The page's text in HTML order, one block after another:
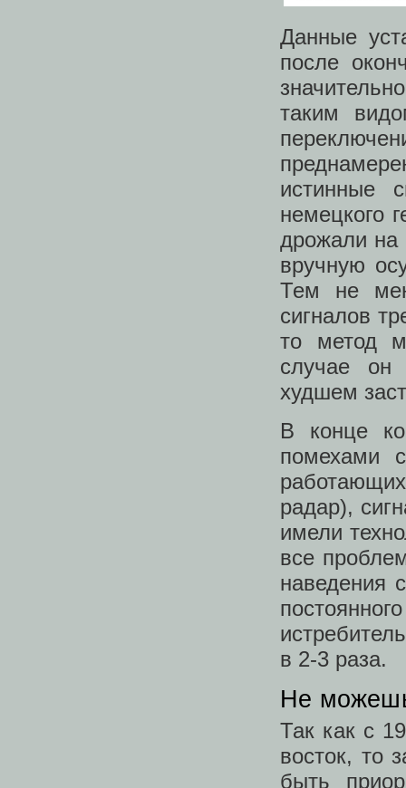
Данные
после
таким
истинные
немецкого
дрожали на
вручную
Тем не
сигналов
то метод
случае он
худшем
В конце
помехами
радар),
имели
все
наведения
в 2-3 раза.
Не
Так как с
восток, то
быть